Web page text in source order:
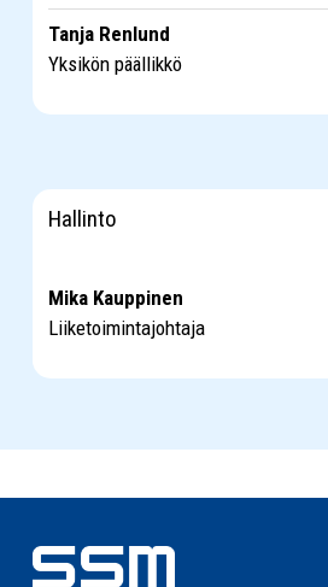
Tanja Renlund
Yksikön päällikkö
Hallinto
Mika Kauppinen
Liiketoimintajohtaja